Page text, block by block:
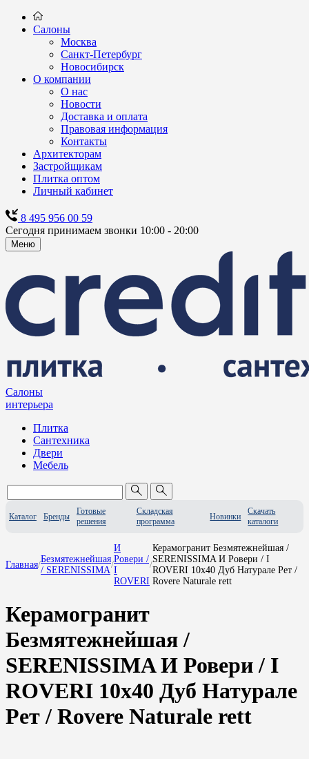
Салоны
Москва
Санкт-Петербург
Новосибирск
О компании
О нас
Новости
Доставка и оплата
Правовая информация
Контакты
Архитекторам
Застройщикам
Плитка оптом
Личный кабинет
8 495 956 00 59
Сегодня принимаем звонки 10:00 - 20:00
Меню
Салоны
интерьера
Плитка
Сантехника
Двери
Мебель
Каталог Бренды
Готовые
решения
Складская
программа
Новинки
Скачать
каталоги
Главная/
Безмятежнейшая
/ SERENISSIMA
/
И
Ровери /
I
ROVERI
/
Керамогранит Безмятежнейшая /
SERENISSIMA И Ровери / I
ROVERI 10x40 Дуб Натурале Рет /
Rovere Naturale rett
Керамогранит
Безмятежнейшая /
SERENISSIMA И Ровери / I
ROVERI 10x40 Дуб Натурале
Рет / Rovere Naturale rett